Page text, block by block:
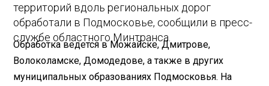
территорий вдоль региональных дорог
обработали в Подмосковье, сообщили в пресс-
службе областного Минтранса.
Обработка ведется в Можайске, Дмитрове,
Волоколамске, Домодедове, а также в других
муниципальных образованиях Подмосковья. На